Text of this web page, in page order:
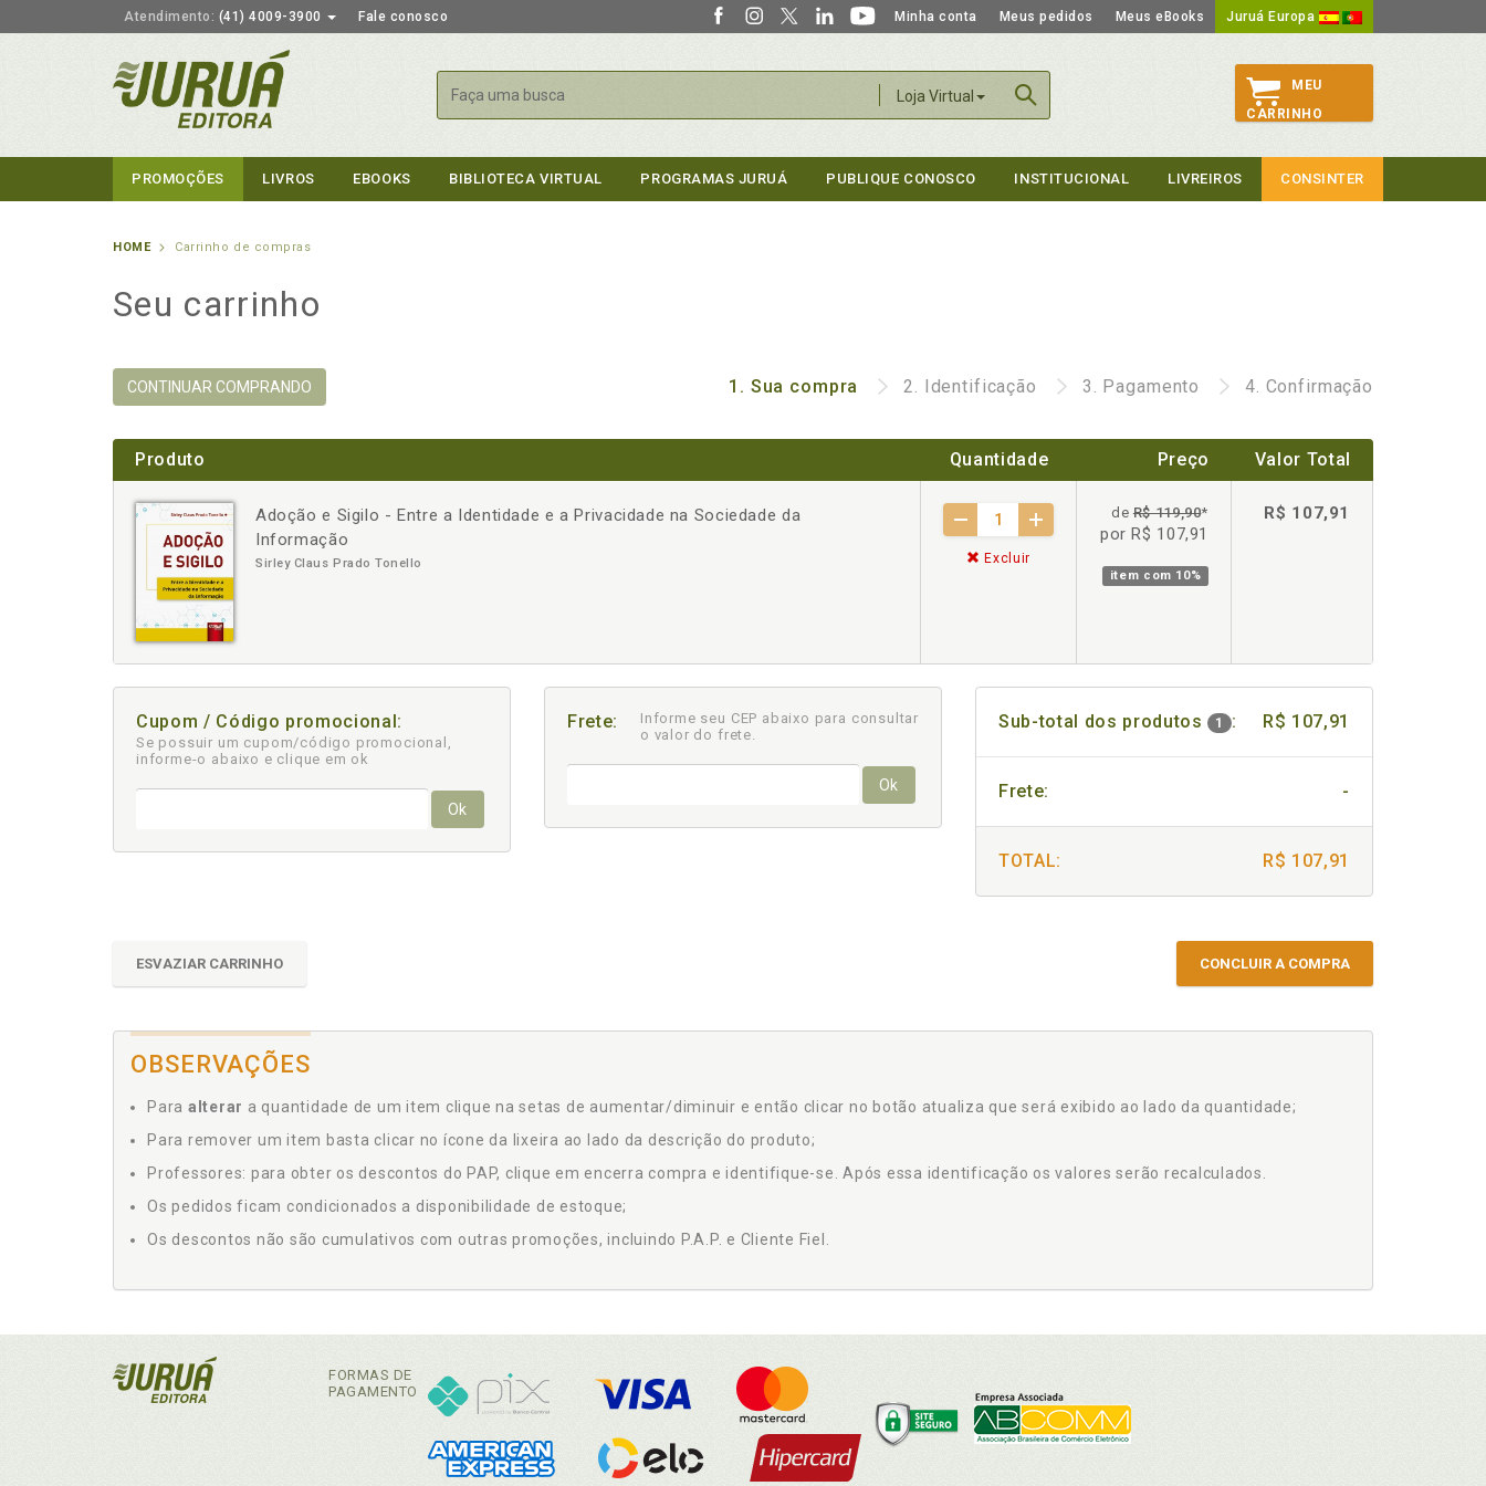
Atendimento: (41) 4009-3900 Fale conosco Minha conta Meus pedidos Meus eBooks Juruá Europa
Loja Virtual
Buscar
MEU
CARRINHO
PROMOÇÕES LIVROS EBOOKS BIBLIOTECA VIRTUAL PROGRAMAS JURUÁ PUBLIQUE CONOSCO INSTITUCIONAL LIVREIROS CONSINTER
HOME Carrinho de compras
Seu carrinho
CONTINUAR COMPRANDO 1. Sua compra 2. Identificação 3. Pagamento 4. Confirmação
Produto Quantidade Preço Valor Total
Adoção e Sigilo - Entre a Identidade e a Privacidade na Sociedade da
Informação
Sirley Claus Prado Tonello
- +
Excluir
deR$ 119,90*
por R$ 107,91
item com 10%
R$ 107,91
Cupom / Código promocional:
Se possuir um cupom/código promocional,
informe-o abaixo e clique em ok
Ok
Frete:
Informe seu CEP abaixo para consultar
o valor do frete.
Ok
Sub-total dos produtos 1 : R$ 107,91
Frete: -
TOTAL: R$ 107,91
ESVAZIAR CARRINHO CONCLUIR A COMPRA
OBSERVAÇÕES
Para alterar a quantidade de um item clique na setas de aumentar/diminuir e então clicar no botão atualiza que será exibido ao lado da quantidade;
Para remover um item basta clicar no ícone da lixeira ao lado da descrição do produto;
Professores: para obter os descontos do PAP, clique em encerra compra e identifique-se. Após essa identificação os valores serão recalculados.
Os pedidos ficam condicionados a disponibilidade de estoque;
Os descontos não são cumulativos com outras promoções, incluindo P.A.P. e Cliente Fiel.
FORMAS DE
PAGAMENTO